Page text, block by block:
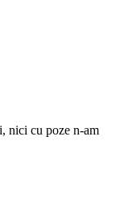
nici cu poze n-am